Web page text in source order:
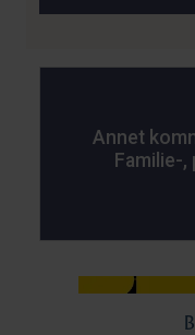
Annet
Familie-